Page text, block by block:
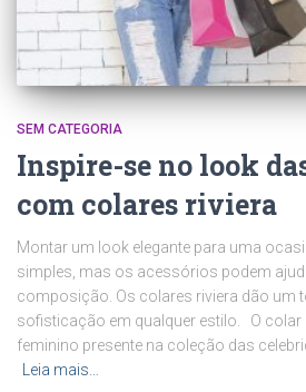
SEM CATEGORIA
Inspire-se no look
com colares riviera
Montar um look elegante para uma
simples, mas os acessórios podem
composição. Os colares riviera dão um
sofisticação em qualquer estilo. O colar
feminino presente na coleção das
Leia mais…